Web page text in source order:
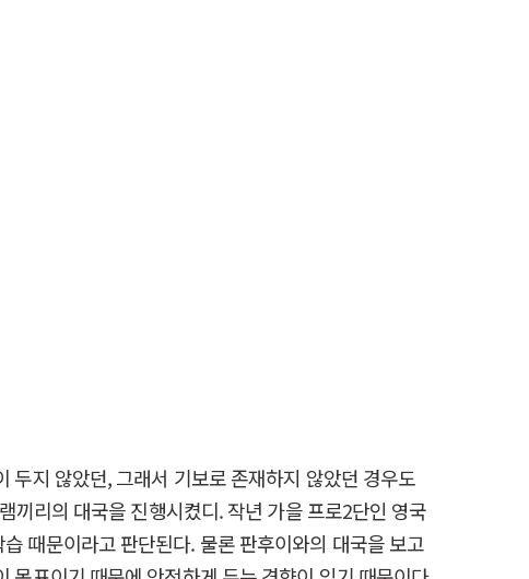
두지 않았던, 그래서 기보로 존재하지 않았던 경우도
끼리의 대국을 진행시켰디. 작년 가을 프로2단인 영국
때문이라고 판단된다. 물론 판후이와의 대국을 보고